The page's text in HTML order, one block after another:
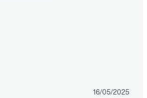
16/05/2025